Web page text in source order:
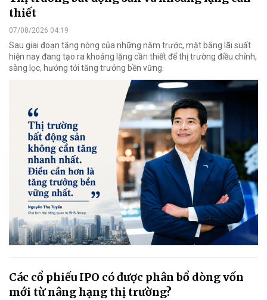
thiết
07/08/2026 04:19
Sau giai đoạn tăng nóng của những năm trước, mặt bằng lãi suất
hiện nay đang tạo ra khoảng lặng cần thiết để thị trường điều chỉnh,
sàng lọc, hướng tới tăng trưởng bền vững.
Các cổ phiếu IPO có được phân bổ dòng vốn
mới từ nâng hạng thị trường?